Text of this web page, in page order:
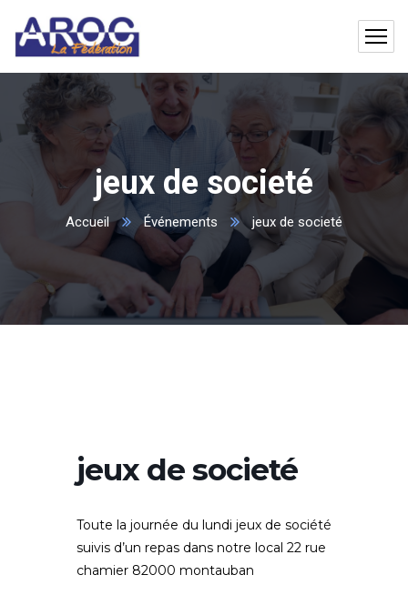
jeux de societé
Accueil Événements jeux de societé
jeux de societé
Toute la journée du lundi jeux de société
suivis d’un repas dans notre local 22 rue
chamier 82000 montauban